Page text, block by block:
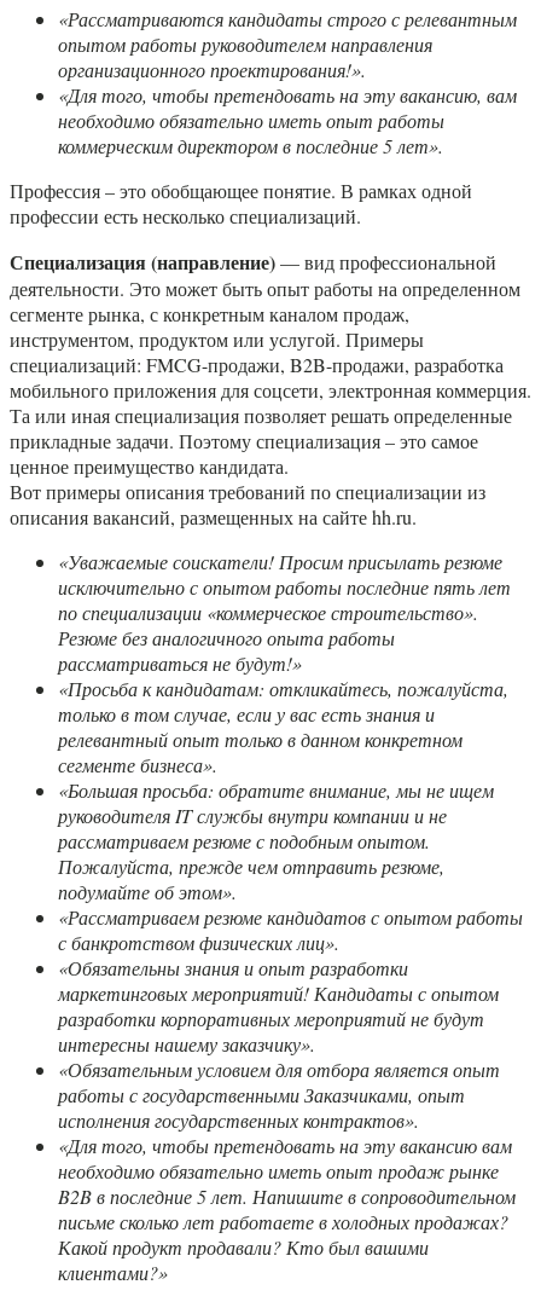
«Рассматриваются кандидаты строго с релевантным
опытом работы руководителем направления
организационного проектирования!».
«Для того, чтобы претендовать на эту вакансию, вам
необходимо обязательно иметь опыт работы
коммерческим директором в последние 5 лет».
Профессия – это обобщающее понятие. В рамках одной
профессии есть несколько специализаций.
Специализация (направление)— вид профессиональной
деятельности. Это может быть опыт работы на определенном
сегменте рынка, с конкретным каналом продаж,
инструментом, продуктом или услугой. Примеры
специализаций: FMCG-продажи, B2B-продажи, разработка
мобильного приложения для соцсети, электронная коммерция.
Та или иная специализация позволяет решать определенные
прикладные задачи. Поэтому специализация – это самое
ценное преимущество кандидата.
Вот примеры описания требований по специализации из
описания вакансий, размещенных на сайте hh.ru.
«Уважаемые соискатели! Просим присылать резюме
исключительно с опытом работы последние пять лет
по специализации «коммерческое строительство».
Резюме без аналогичного опыта работы
рассматриваться не будут!»
«Просьба к кандидатам: откликайтесь, пожалуйста,
только в том случае, если у вас есть знания и
релевантный опыт только в данном конкретном
сегменте бизнеса».
«Большая просьба: обратите внимание, мы не ищем
руководителя IT службы внутри компании и не
рассматриваем резюме с подобным опытом.
Пожалуйста, прежде чем отправить резюме,
подумайте об этом».
«Рассматриваем резюме кандидатов с опытом работы
с банкротством физических лиц».
«Обязательны знания и опыт разработки
маркетинговых мероприятий! Кандидаты с опытом
разработки корпоративных мероприятий не будут
интересны нашему заказчику».
«Обязательным условием для отбора является опыт
работы с государственными Заказчиками, опыт
исполнения государственных контрактов».
«Для того, чтобы претендовать на эту вакансию вам
необходимо обязательно иметь опыт продаж рынке
B2B в последние 5 лет. Напишите в сопроводительном
письме сколько лет работаете в холодных продажах?
Какой продукт продавали? Кто был вашими
клиентами?»